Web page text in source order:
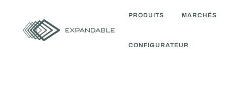
PRODUITS MARCHÉS
CONFIGURATEUR